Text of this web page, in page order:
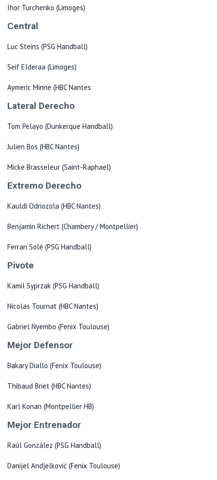
Ihor Turchenko (Limoges)
Central
Luc Steins (PSG Handball)
Seif Elderaa (Limoges)
Aymeric Minne (HBC Nantes
Lateral Derecho
Tom Pelayo (Dunkerque Handball)
Julien Bos (HBC Nantes)
Micke Brasseleur (Saint-Raphael)
Extremo Derecho
Kauldi Odriozola (HBC Nantes)
Benjamin Richert (Chambery / Montpellier)
Ferran Solé (PSG Handball)
Pivote
Kamil Syprzak (PSG Handball)
Nicolas Tournat (HBC Nantes)
Gabriel Nyembo (Fenix Toulouse)
Mejor Defensor
Bakary Diallo (Fenix Toulouse)
Thibaud Briet (HBC Nantes)
Karl Konan (Montpellier HB)
Mejor Entrenador
Raúl González (PSG Handball)
Danijel Andjelković (Fenix Toulouse)